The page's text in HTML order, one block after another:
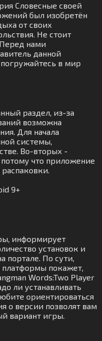
Словесные своей
был изобретён
от своих
Не стоит
нами
данной
в мир
раздел, из-за
возможна
Для начала
системы,
Во-вторых -
потому что приложение
9+
информирует
установок и
портале. По сути,
платформы покажет,
Words:Two Player
ли устанавливать
ориентироваться
о версии позволят вам
вариант игры.